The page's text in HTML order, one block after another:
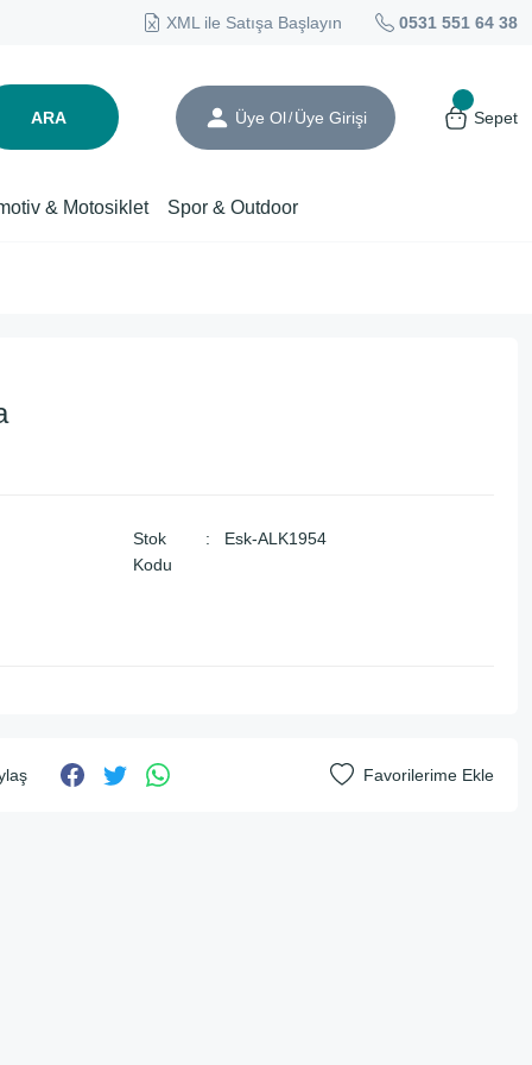
XML ile Satışa Başlayın 0531 551 64 38
ARA Üye Ol/ Üye Girişi Sepet
& Motosiklet Spor & Outdoor
Stok
Kodu
Esk-ALK1954